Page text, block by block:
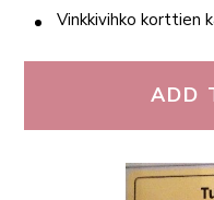
Vinkkivihko korttien
ADD